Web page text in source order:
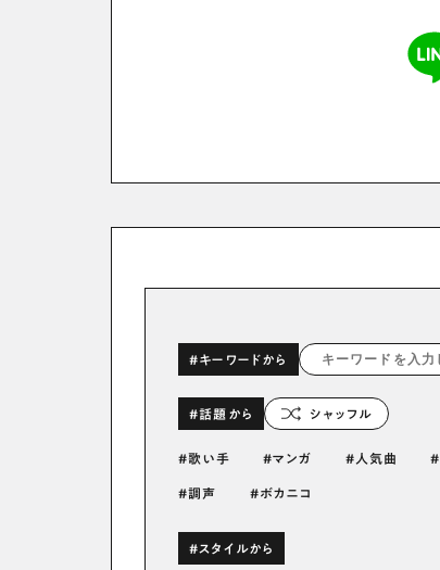
#キーワードから
#話題から シャッフル
歌い手 マンガ 人気曲
調声 ボカニコ
#スタイルから